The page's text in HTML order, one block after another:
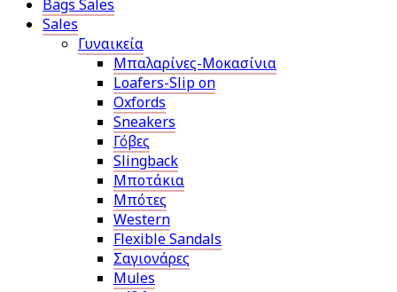
Bags Sales
Sales
Γυναικεία
Μπαλαρίνες-Μοκασίνια
Loafers-Slip on
Oxfords
Sneakers
Γόβες
Slingback
Μποτάκια
Μπότες
Western
Flexible Sandals
Σαγιονάρες
Mules